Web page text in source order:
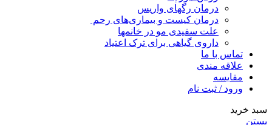
درمان رگهای واریس
درمان کیست و بیماری‌های رحم
علت سفیدی مو در خانمها
داروی گیاهی برای ترک اعتیاد
تماس با ما
علاقه مندی
مقایسه
ورود / ثبت نام
سبد خرید
بستن